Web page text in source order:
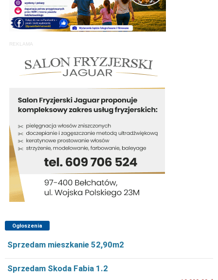
REKLAMA
Ogłoszenia
Sprzedam mieszkanie 52,90m2
Sprzedam Skoda Fabia 1.2